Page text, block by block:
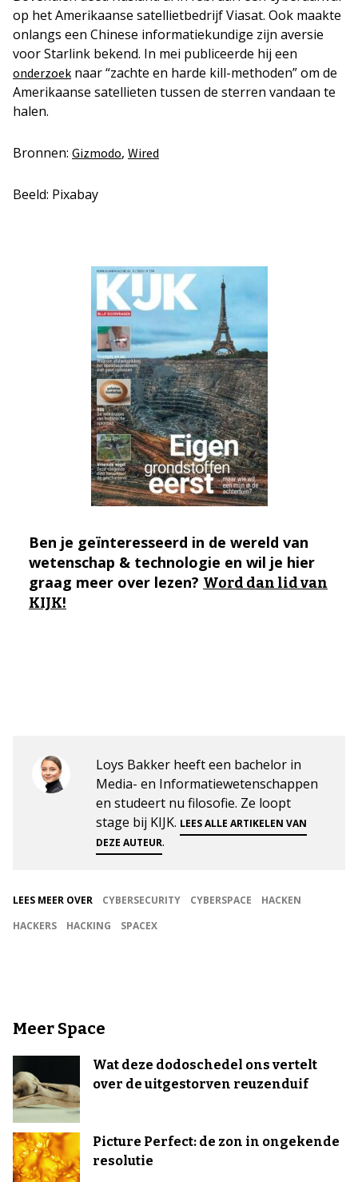
op het Amerikaanse satellietbedrijf Viasat. Ook maakte
onlangs een Chinese informatiekundige zijn aversie
voor Starlink bekend. In mei publiceerde hij een
onderzoek naar “zachte en harde kill-methoden” om de
Amerikaanse satellieten tussen de sterren vandaan te
halen.
Bronnen: Gizmodo, Wired
Beeld: Pixabay
Ben je geïnteresseerd in de wereld van
wetenschap & technologie en wil je hier
graag meer over lezen? Word dan lid van
KIJK!
Loys Bakker heeft een bachelor in
Media- en Informatiewetenschappen
en studeert nu filosofie. Ze loopt
stage bij KIJK. LEES ALLE ARTIKELEN VAN
DEZE AUTEUR.
LEES MEER OVER CYBERSECURITY CYBERSPACE
HACKEN
HACKERS
HACKING SPACEX
Meer Space
Wat deze dodoschedel ons vertelt
over de uitgestorven reuzenduif
Picture Perfect: de zon in ongekende
resolutie